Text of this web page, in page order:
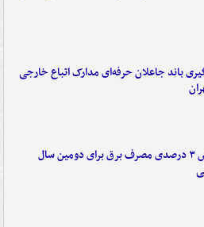
باند جاعلان حرفه‌ای مدارک اتباع خارجی
کاهش ۳ درصدی مصرف برق برای دومین سال